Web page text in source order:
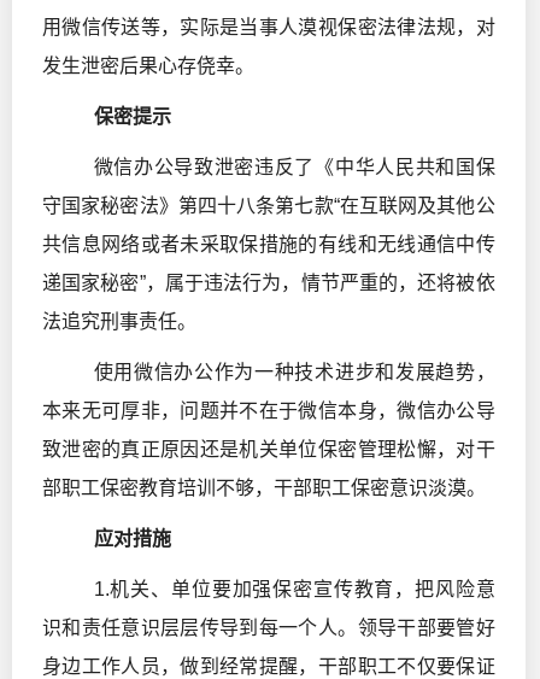
用微信传送等，实际是当事人漠视保密法律法规，对
发生泄密后果心存侥幸。
保密提示
微信办公导致泄密违反了《中华人民共和国保
守国家秘密法》第四十八条第七款“在互联网及其他公
共信息网络或者未采取保措施的有线和无线通信中传
递国家秘密”，属于违法行为，情节严重的，还将被依
法追究刑事责任。
使用微信办公作为一种技术进步和发展趋势，
本来无可厚非，问题并不在于微信本身，微信办公导
致泄密的真正原因还是机关单位保密管理松懈，对干
部职工保密教育培训不够，干部职工保密意识淡漠。
应对措施
1.机关、单位要加强保密宣传教育，把风险意
识和责任意识层层传导到每一个人。领导干部要管好
身边工作人员，做到经常提醒，干部职工不仅要保证